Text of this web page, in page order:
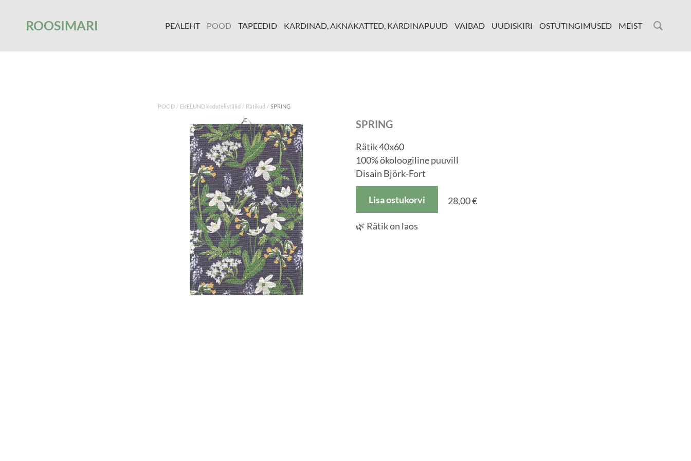
ROOSIMARI PEALEHT POOD TAPEEDID KARDINAD, AKNAKATTED, KARDINAPUUD VAIBAD UUDISKIRI OSTUTINGIMUSED MEIST
POOD / EKELUND kodutekstiilid / Rätikud / SPRING
SPRING
Rätik 40x60
100% ökoloogiline puuvill
Disain Björk-Fort
Lisa ostukorvi 28,00 €
🌿 Rätik on laos